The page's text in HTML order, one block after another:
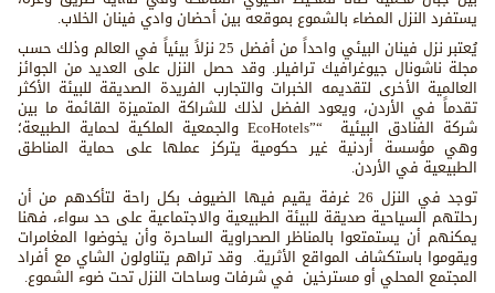
يستفرد النزل المضاء بالشموع بموقعه بين أحضان وادي فينان الخلاب.
يُعتبر نزل فينان البيئي واحداً من أفضل 25 نزلاً بيئياً في العالم وذلك حسب
مجلة ناشونال جيوغرافيك ترافيلر. وقد حصل النزل على العديد من الجوائز
العالمية الأخرى لتقديمه الخبرات والتجارب الفريدة الصديقة للبيئة الأكثر
تقدماً في الأردن، ويعود الفضل لذلك للشراكة المتميزة القائمة ما بين
شركة الفنادق البيئية “
EcoHotels” والجمعية الملكية لحماية الطبيعة؛
وهي مؤسسة أردنية غير حكومية يتركز عملها على حماية المناطق
الطبيعية في الأردن.
توجد في النزل 26 غرفة يقيم فيها الضيوف بكل راحة لتأكدهم من أن
رحلتهم السياحية صديقة للبيئة الطبيعية والاجتماعية على حد سواء، فهنا
يمكنهم أن يستمتعوا بالمناظر الصحراوية الساحرة وأن يخوضوا المغامرات
ويقوموا باستكشاف المواقع الأثرية. وقد تراهم يتناولون الشاي مع أفراد
المجتمع المحلي أو مسترخين في شرفات وساحات النزل تحت ضوء الشموع.